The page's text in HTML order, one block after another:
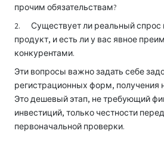
прочим обязательствам?
2. Существует ли реальный спрос
продукт, и есть ли у вас явное
конкурентами.
Эти вопросы важно задать себе
регистрационных форм, получения
Это дешевый этап, не требующий
инвестиций, только честности
первоначальной проверки.